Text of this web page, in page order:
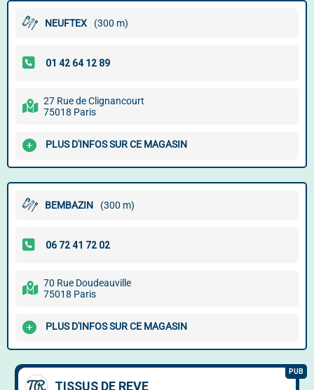
NEUFTEX (300 m)
27 Rue de Clignancourt
75018 Paris
PLUS D'INFOS SUR CE MAGASIN
BEMBAZIN (300 m)
70 Rue Doudeauville
75018 Paris
PLUS D'INFOS SUR CE MAGASIN